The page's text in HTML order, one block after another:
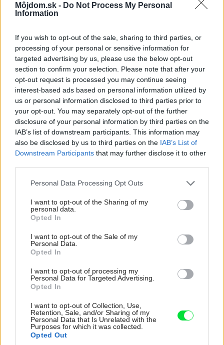
Môjdom.sk - Do Not Process My Personal
Information
If you wish to opt-out of the sale, sharing to third parties, or
processing of your personal or sensitive information for
targeted advertising by us, please use the below opt-out
section to confirm your selection. Please note that after your
opt-out request is processed you may continue seeing
interest-based ads based on personal information utilized by
us or personal information disclosed to third parties prior to
your opt-out. You may separately opt-out of the further
disclosure of your personal information by third parties on the
IAB’s list of downstream participants. This information may
also be disclosed by us to third parties on the IAB’s List of
Downstream Participants that may further disclose it to other
Please note that this website/app uses one or more Google
not limited to your visit or usage behaviour. You may click to
grant or deny consent to Google and its third-party tags to
use your data for below specified purposes in below Google
consent section.
Personal Data Processing Opt Outs
I want to opt-out of the Sharing of my
personal data.
Opted In
I want to opt-out of the Sale of my
Personal Data.
Opted In
I want to opt-out of processing my
Personal Data for Targeted Advertising.
Opted In
I want to opt-out of Collection, Use,
Retention, Sale, and/or Sharing of my
Personal Data that Is Unrelated with the
Purposes for which it was collected.
Opted Out
8. Pozor na drez pod oknom
Drezpod oknom predstavuje obľúbenú voľbu, vďaka
ktorej získate v umývacej časti dostatok prirodzeného
svetla. Pozor však dajte na výber vhodnej batérie, aby sa
dalo okno v prípade potreby otvoriť. Umelé osvetlenie,
ktoré dokáže v tejto časti kuchyne spôsobiť nemalé
problémy, môžete vyriešiť „bodovkami“ umiestnenými do
sadrokartónového stropu, prípadne visiacimi lampami, ak
to rozmery okna umožnia.
Ak sa rozhodnete pre pracovnú dosku z masívneho dreva, je lepšie
osadiť kuchynskú batériu priamo do drezu. Vyhnete sa tak prípadnému
napučaniu dreva v dôsledku vlhkosti.